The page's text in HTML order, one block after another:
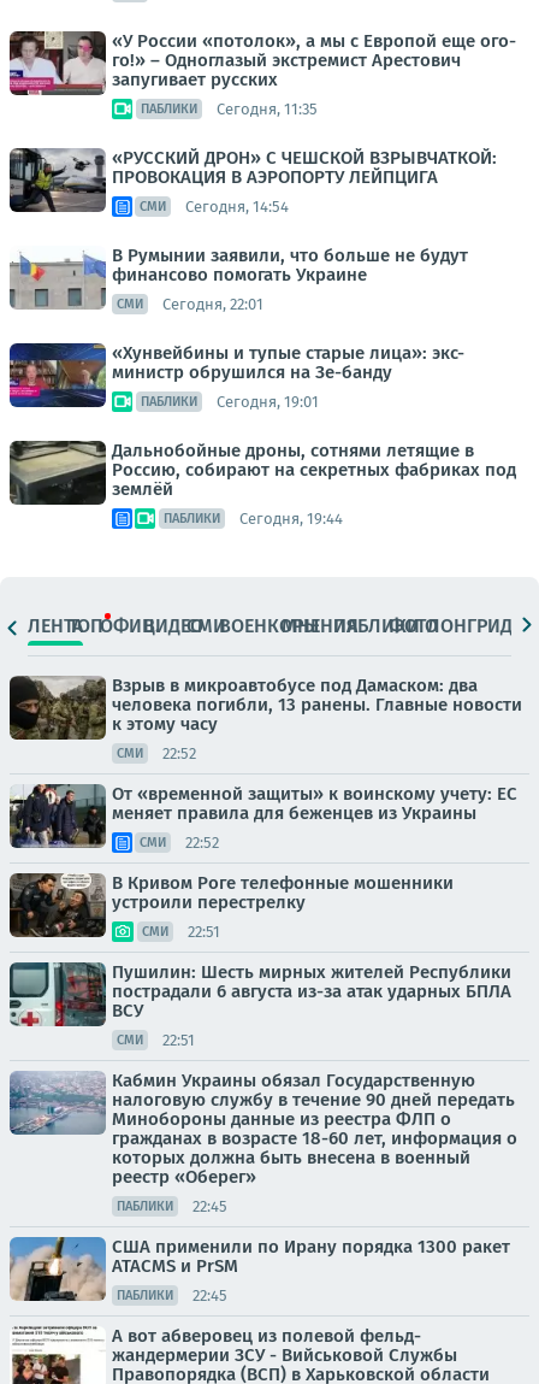
«У России «потолок», а мы с Европой еще ого-
го!» – Одноглазый экстремист Арестович
запугивает русских
ПАБЛИКИ Сегодня, 11:35
«РУССКИЙ ДРОН» С ЧЕШСКОЙ ВЗРЫВЧАТКОЙ:
ПРОВОКАЦИЯ В АЭРОПОРТУ ЛЕЙПЦИГА
СМИ Сегодня, 14:54
В Румынии заявили, что больше не будут
финансово помогать Украине
СМИ Сегодня, 22:01
«Хунвейбины и тупые старые лица»: экс-
министр обрушился на Зе-банду
ПАБЛИКИ Сегодня, 19:01
Дальнобойные дроны, сотнями летящие в
Россию, собирают на секретных фабриках под
землёй
ПАБЛИКИ Сегодня, 19:44
ЛЕНТАТОПОФИЦ.ВИДЕОСМИВОЕНКОРЫМНЕНИЯПАБЛИКИ
ФОТОЛОНГРИДЫ
Взрыв в микроавтобусе под Дамаском: два
человека погибли, 13 ранены. Главные новости
к этому часу
СМИ 22:52
От «временной защиты» к воинскому учету: ЕС
меняет правила для беженцев из Украины
СМИ 22:52
В Кривом Роге телефонные мошенники
устроили перестрелку
СМИ 22:51
Пушилин: Шесть мирных жителей Республики
пострадали 6 августа из-за атак ударных БПЛА
ВСУ
СМИ 22:51
Кабмин Украины обязал Государственную
налоговую службу в течение 90 дней передать
Минобороны данные из реестра ФЛП о
гражданах в возрасте 18-60 лет, информация о
которых должна быть внесена в военный
реестр «Оберег»
ПАБЛИКИ 22:45
США применили по Ирану порядка 1300 ракет
ATACMS и PrSM
ПАБЛИКИ 22:45
А вот абверовец из полевой фельд-
жандермерии ЗСУ - Вийськовой Службы
Правопорядка (ВСП) в Харьковской области